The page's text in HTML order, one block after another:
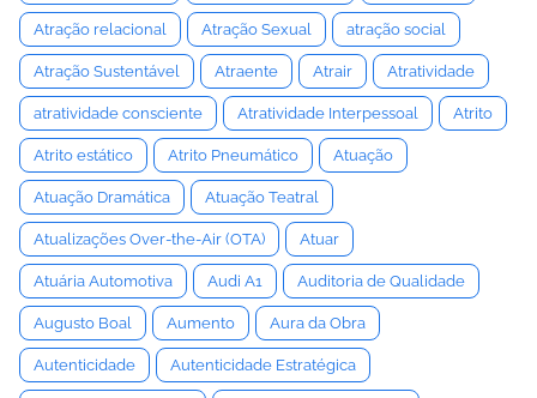
Atração relacional Atração Sexual atração social
Atração Sustentável Atraente Atrair Atratividade
atratividade consciente Atratividade Interpessoal Atrito
Atrito estático Atrito Pneumático Atuação
Atuação Dramática Atuação Teatral
Atualizações Over-the-Air (OTA) Atuar
Atuária Automotiva Audi A1 Auditoria de Qualidade
Augusto Boal Aumento Aura da Obra
Autenticidade Autenticidade Estratégica